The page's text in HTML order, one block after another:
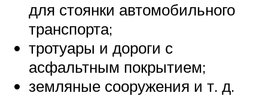
для стоянки автомобильного
транспорта;
тротуары и дороги с
асфальтным покрытием;
земляные сооружения и т. д.